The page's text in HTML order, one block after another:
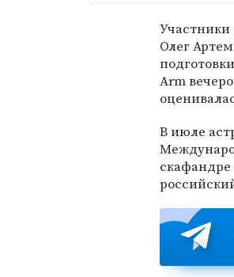
Олег
Arm
В июле
скафандре